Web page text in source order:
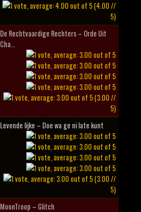
(4.00 //
5)
De Rechtvaardige Rechters – Orde Uit
Cha...
(3.00 //
5)
Levende lijke – Doe wa ge ni late kunt
(3.00 //
5)
MoonTroop – Glitch